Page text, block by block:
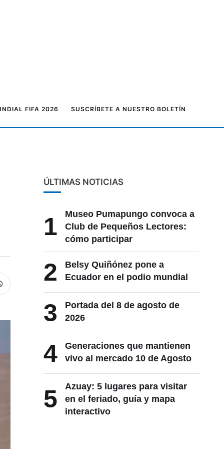
FIFA 2026 SUSCRÍBETE A NUESTRO BOLETÍN
ÚLTIMAS NOTICIAS
1
Museo Pumapungo convoca a
Club de Pequeños Lectores:
cómo participar
2
Belsy Quiñónez pone a
Ecuador en el podio mundial
3
Portada del 8 de agosto de
2026
4
Generaciones que mantienen
vivo al mercado 10 de Agosto
5
Azuay: 5 lugares para visitar
en el feriado, guía y mapa
interactivo